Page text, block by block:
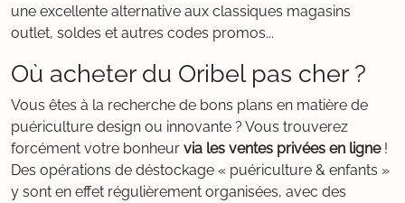
une excellente alternative aux classiques magasins
outlet, soldes et autres codes promos...
Où acheter du Oribel pas cher ?
Vous êtes à la recherche de bons plans en matière de
puériculture design ou innovante ? Vous trouverez
forcément votre bonheur via les ventes privées en ligne!
Des opérations de déstockage « puériculture & enfants »
y sont en effet régulièrement organisées, avec des